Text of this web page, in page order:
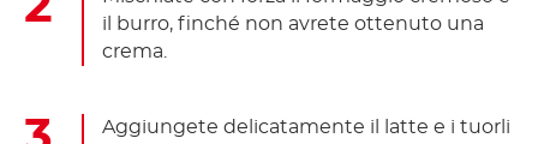
il burro, finché non avrete ottenuto una
crema.
Aggiungete delicatamente il latte e i tuorli